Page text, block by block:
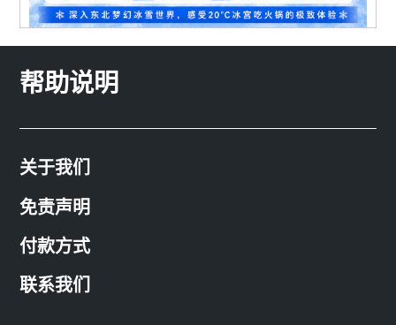
帮助说明
关于我们
免责声明
付款方式
联系我们